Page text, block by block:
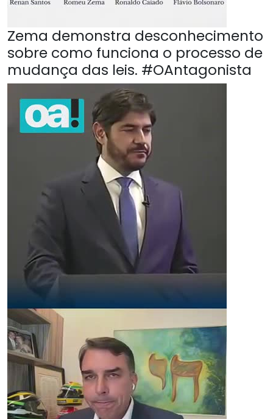
Zema demonstra desconhecimento
sobre como funciona o processo de
mudança das leis. #OAntagonista